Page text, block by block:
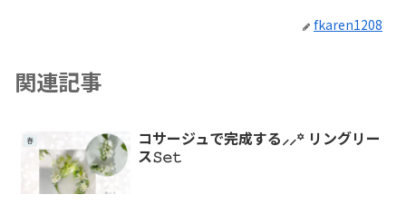
fkaren1208
関連記事
春
コサージュで完成する⸝⸝꙳ リングリー
ス𝚂𝚎𝚝